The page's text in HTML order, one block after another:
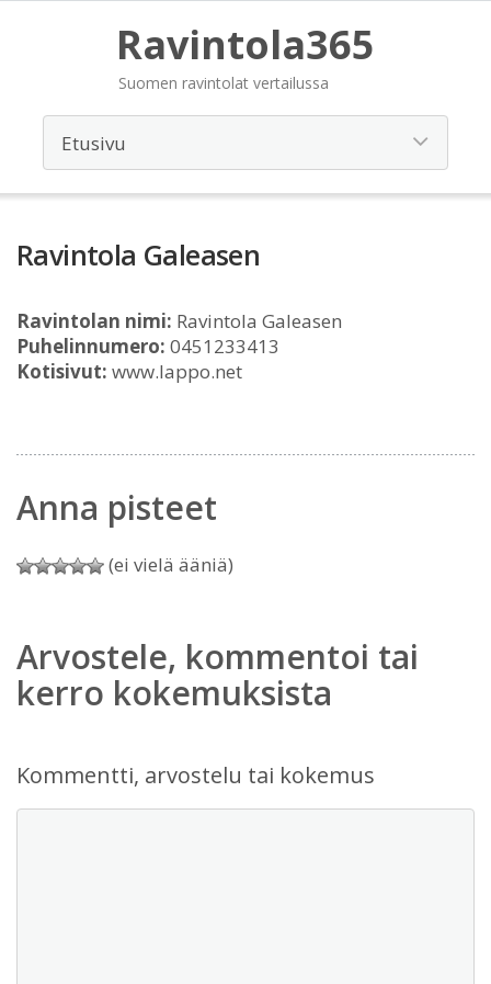
Ravintola365
Suomen ravintolat vertailussa
Ravintola Galeasen
Ravintolan nimi: Ravintola Galeasen
Puhelinnumero: 0451233413
Kotisivut: www.lappo.net
Anna pisteet
(ei vielä ääniä)
Arvostele, kommentoi tai
kerro kokemuksista
Kommentti, arvostelu tai kokemus